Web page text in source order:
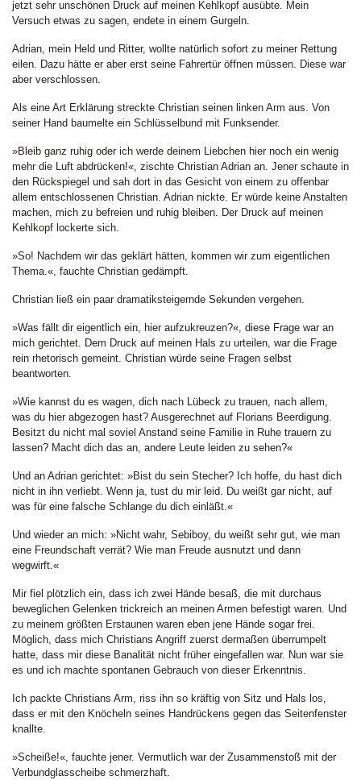
jetzt sehr unschönen Druck auf meinen Kehlkopf ausübte. Mein
Versuch etwas zu sagen, endete in einem Gurgeln.
Adrian, mein Held und Ritter, wollte natürlich sofort zu meiner Rettung
eilen. Dazu hätte er aber erst seine Fahrertür öffnen müssen. Diese war
aber verschlossen.
Als eine Art Erklärung streckte Christian seinen linken Arm aus. Von
seiner Hand baumelte ein Schlüsselbund mit Funksender.
»Bleib ganz ruhig oder ich werde deinem Liebchen hier noch ein wenig
mehr die Luft abdrücken!«, zischte Christian Adrian an. Jener schaute in
den Rückspiegel und sah dort in das Gesicht von einem zu offenbar
allem entschlossenen Christian. Adrian nickte. Er würde keine Anstalten
machen, mich zu befreien und ruhig bleiben. Der Druck auf meinen
Kehlkopf lockerte sich.
»So! Nachdem wir das geklärt hätten, kommen wir zum eigentlichen
Thema.«, fauchte Christian gedämpft.
Christian ließ ein paar dramatiksteigernde Sekunden vergehen.
»Was fällt dir eigentlich ein, hier aufzukreuzen?«, diese Frage war an
mich gerichtet. Dem Druck auf meinen Hals zu urteilen, war die Frage
rein rhetorisch gemeint. Christian würde seine Fragen selbst
beantworten.
»Wie kannst du es wagen, dich nach Lübeck zu trauen, nach allem,
was du hier abgezogen hast? Ausgerechnet auf Florians Beerdigung.
Besitzt du nicht mal soviel Anstand seine Familie in Ruhe trauern zu
lassen? Macht dich das an, andere Leute leiden zu sehen?«
Und an Adrian gerichtet: »Bist du sein Stecher? Ich hoffe, du hast dich
nicht in ihn verliebt. Wenn ja, tust du mir leid. Du weißt gar nicht, auf
was für eine falsche Schlange du dich einläßt.«
Und wieder an mich: »Nicht wahr, Sebiboy, du weißt sehr gut, wie man
eine Freundschaft verrät? Wie man Freude ausnutzt und dann
wegwirft.«
Mir fiel plötzlich ein, dass ich zwei Hände besaß, die mit durchaus
beweglichen Gelenken trickreich an meinen Armen befestigt waren. Und
zu meinem größten Erstaunen waren eben jene Hände sogar frei.
Möglich, dass mich Christians Angriff zuerst dermaßen überrumpelt
hatte, dass mir diese Banalität nicht früher eingefallen war. Nun war sie
es und ich machte spontanen Gebrauch von dieser Erkenntnis.
Ich packte Christians Arm, riss ihn so kräftig von Sitz und Hals los,
dass er mit den Knöcheln seines Handrückens gegen das Seitenfenster
knallte.
»Scheiße!«, fauchte jener. Vermutlich war der Zusammenstoß mit der
Verbundglasscheibe schmerzhaft.